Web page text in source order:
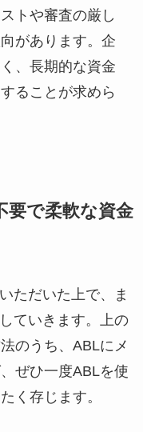
トや審査の厳し
があります。企
、長期的な資金
ることが求めら
要で柔軟な資金
ただいた上で、ま
ていきます。上の
のうち、ABLにメ
ぜひ一度ABLを使
く存じます。